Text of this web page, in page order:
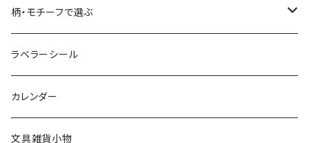
ミモザ
星燈社
ミナペルホネン
BGM
eric
ヨハク
ネクタイ
Hutte paper works
ヨハク
eric
柄・モチーフで選ぶ
フルーツ
食べ物・フード・スイーツ
パン・ブレッド
ラベラーシール
カレンダー
文具雑貨小物